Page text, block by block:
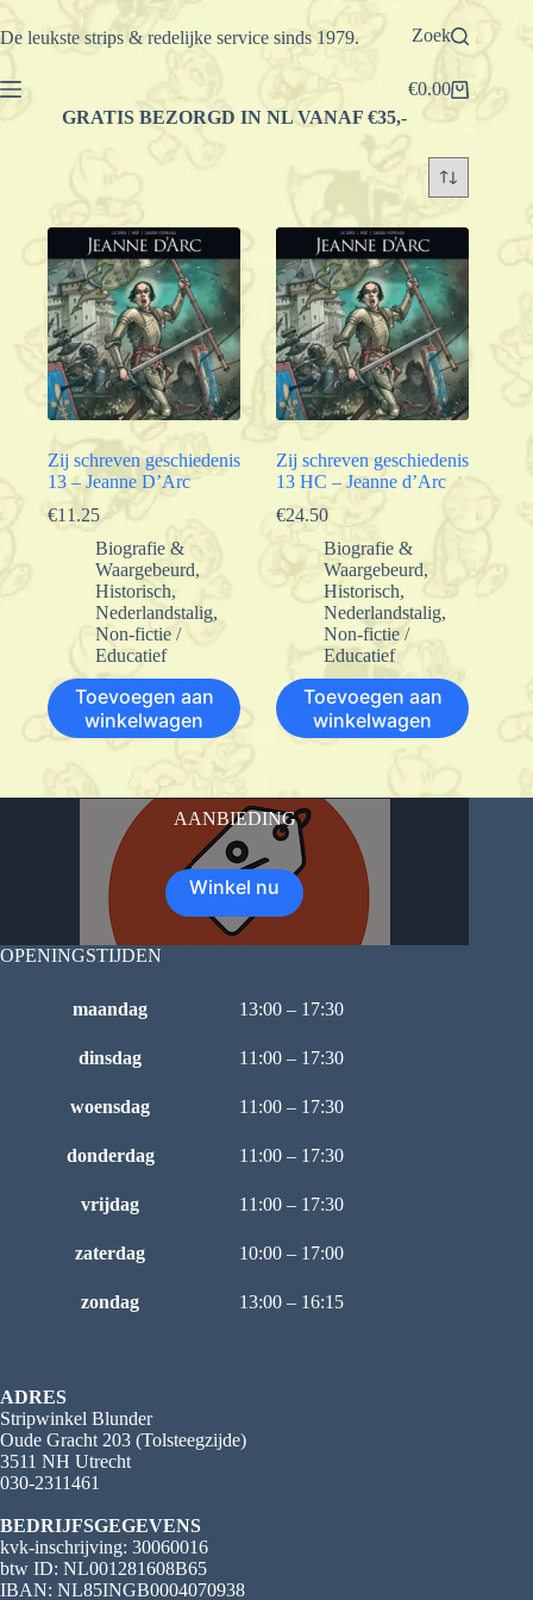
Ga
naar
De leukste strips & redelijke service sinds 1979. Zoek
Winkelwagen
€0.00
GRATIS BEZORGD IN NL VANAF €35,-
Zij schreven geschiedenis
13 – Jeanne D’Arc
€11.25
Biografie &
Waargebeurd,
Historisch,
Nederlandstalig,
Non-fictie /
Educatief
Toevoegen aan
winkelwagen
Zij schreven geschiedenis
13 HC – Jeanne d’Arc
€24.50
Biografie &
Waargebeurd,
Historisch,
Nederlandstalig,
Non-fictie /
Educatief
Toevoegen aan
winkelwagen
AANBIEDING
Winkel nu
OPENINGSTIJDEN
maandag 13:00 – 17:30
dinsdag 11:00 – 17:30
woensdag 11:00 – 17:30
donderdag 11:00 – 17:30
vrijdag 11:00 – 17:30
zaterdag 10:00 – 17:00
zondag 13:00 – 16:15
ADRES
Stripwinkel Blunder
Oude Gracht 203 (Tolsteegzijde)
3511 NH Utrecht
030-2311461
BEDRIJFSGEGEVENS
kvk-inschrijving: 30060016
btw ID: NL001281608B65
IBAN: NL85INGB0004070938